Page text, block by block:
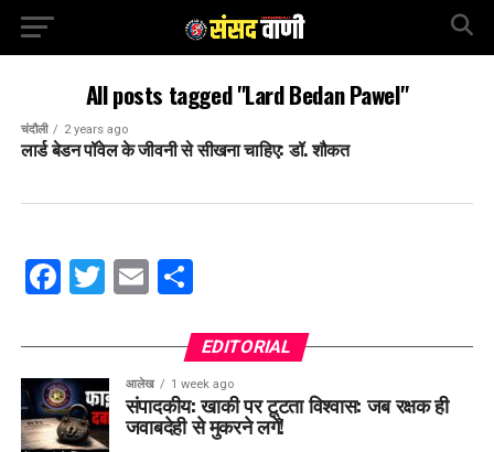
All posts tagged "Lard Bedan Pawel"
चंदौली 2 years ago
लार्ड बेडन पॉवेल के जीवनी से सीखना चाहिए: डॉ. शौकत
Facebook
Twitter
EmailShare
EDITORIAL
आलेख 1 week ago
संपादकीय: खाकी पर टूटता विश्वास: जब रक्षक ही
जवाबदेही से मुकरने लगें!